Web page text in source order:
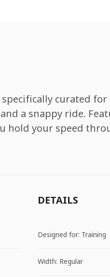
curated
a snappy ride.
hold your speed
DETAILS
Designed for: Training
Width: Regular